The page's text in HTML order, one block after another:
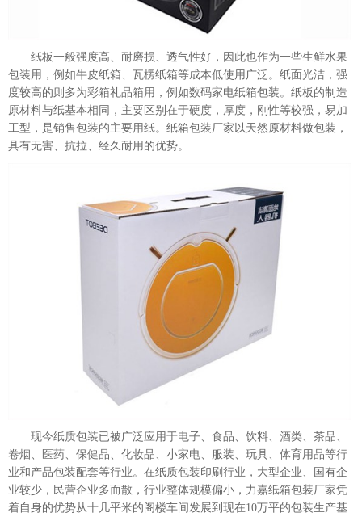
纸板一般强度高、耐磨损、透气性好，因此也作为一些生鲜水果
包装用，例如牛皮纸箱、瓦楞纸箱等成本低使用广泛。纸面光洁，强
度较高的则多为彩箱礼品箱用，例如数码家电纸箱包装。纸板的制造
原材料与纸基本相同，主要区别在于硬度，厚度，刚性等较强，易加
工型，是销售包装的主要用纸。纸箱包装厂家以天然原材料做包装，
具有无害、抗拉、经久耐用的优势。
现今纸质包装已被广泛应用于电子、食品、饮料、酒类、茶品、
卷烟、医药、保健品、化妆品、小家电、服装、玩具、体育用品等行
业和产品包装配套等行业。在纸质包装印刷行业，大型企业、国有企
业较少，民营企业多而散，行业整体规模偏小，力嘉纸箱包装厂家凭
着自身的优势从十几平米的阁楼车间发展到现在10万平的包装生产基